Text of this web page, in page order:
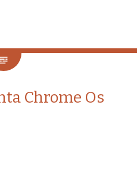
Chrome Os